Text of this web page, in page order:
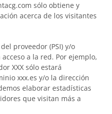
sólo obtiene y
acerca de los visitantes
proveedor (PSI) y/o
a la red. Por ejemplo,
XXX sólo estará
xxx.es y/o la dirección
elaborar estadísticas
que visitan más a